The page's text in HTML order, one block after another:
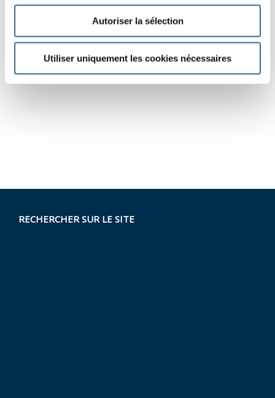
Autoriser la sélection
Utiliser uniquement les cookies nécessaires
RECHERCHER SUR LE SITE